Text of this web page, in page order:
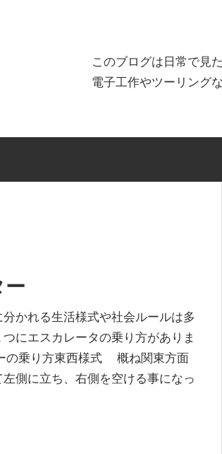
このブログは日常で見
電子工作やツーリング
ー
かれる生活様式や社会ルールは多
にエスカレータの乗り方がありま
乗り方東西様式 概ね関東方面
側に立ち、右側を空ける事になっ